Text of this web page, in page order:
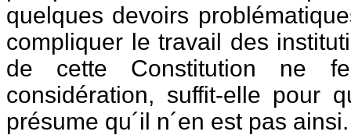
quelques devoirs
compliquer le travail des
de cette Constitution ne
considération, suffit-elle pour
présume qu´il n´en est pas ainsi.